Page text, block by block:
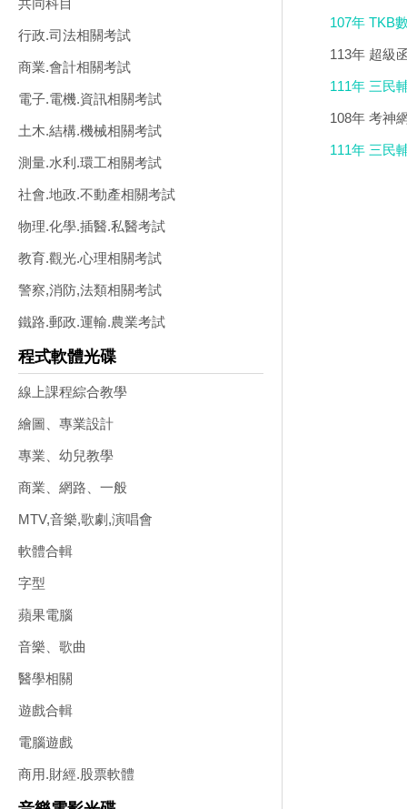
共同科目
行政.司法相關考試
商業.會計相關考試
電子.電機.資訊相關考試
土木.結構.機械相關考試
測量.水利.環工相關考試
社會.地政.不動產相關考試
物理.化學.插醫.私醫考試
教育.觀光.心理相關考試
警察,消防,法類相關考試
鐵路.郵政.運輸.農業考試
程式軟體光碟
線上課程綜合教學
繪圖、專業設計
專業、幼兒教學
商業、網路、一般
MTV,音樂,歌劇,演唱會
軟體合輯
字型
蘋果電腦
音樂、歌曲
醫學相關
遊戲合輯
電腦遊戲
商用.財經.股票軟體
107年 TKB
課程(22片裝)
113年 超級
(19片裝)(特
111年 三民
授課程(15
108年 考神
DVD)
111年 三民